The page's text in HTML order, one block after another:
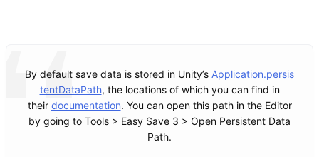
By default save data is stored in Unity’s Application.persis
tentDataPath, the locations of which you can find in
their documentation. You can open this path in the Editor
by going to Tools > Easy Save 3 > Open Persistent Data
Path.